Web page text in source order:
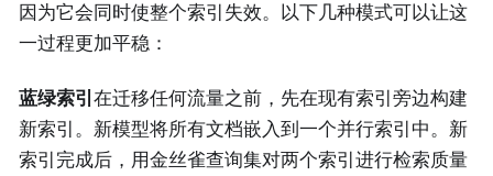
因为它会同时使整个索引失效。以下几种模式可以让这
一过程更加平稳：
蓝绿索引 在迁移任何流量之前，先在现有索引旁边构建
新索引。新模型将所有文档嵌入到一个并行索引中。新
索引完成后，用金丝雀查询集对两个索引进行检索质量